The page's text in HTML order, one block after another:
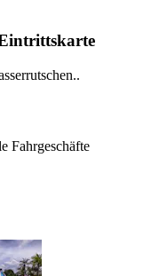
Fahrgeschäfte